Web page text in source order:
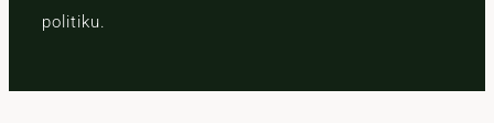
politiku.